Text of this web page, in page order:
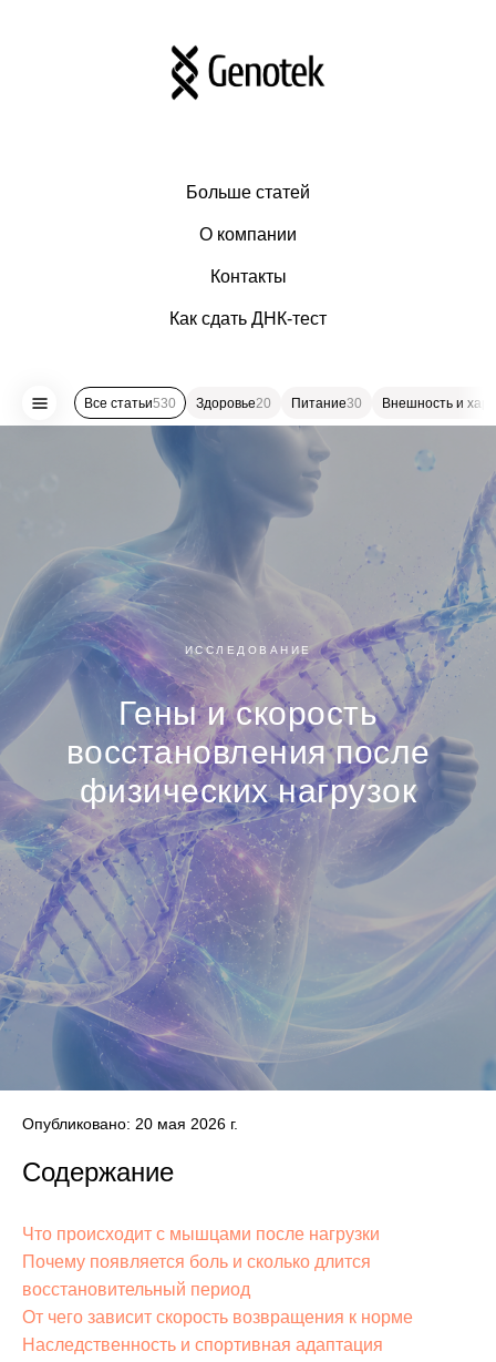
Больше статей
О компании
Контакты
Как сдать ДНК-тест
Все статьи530 Здоровье20 Питание30 Внешность и
ИССЛЕДОВАНИЕ
Гены и скорость
восстановления после
физических нагрузок
Опубликовано: 20 мая 2026 г.
Содержание
Что происходит с мышцами после нагрузки
Почему появляется боль и сколько длится
восстановительный период
От чего зависит скорость возвращения к норме
Наследственность и спортивная адаптация